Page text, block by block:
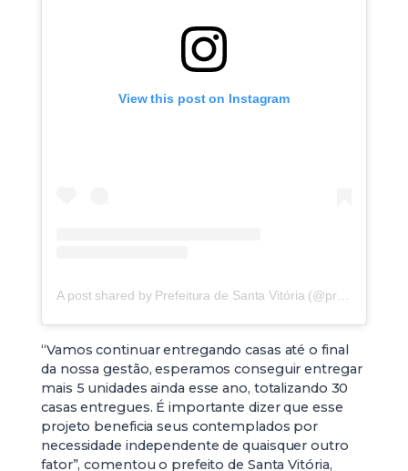
View this post on Instagram
“Vamos continuar entregando casas até o final
da nossa gestão, esperamos conseguir entregar
mais 5 unidades ainda esse ano, totalizando 30
casas entregues. É importante dizer que esse
projeto beneficia seus contemplados por
necessidade independente de quaisquer outro
fator”, comentou o prefeito de Santa Vitória,